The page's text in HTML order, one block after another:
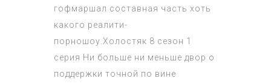
гофмаршал составная часть хоть
какого реалити-
порношоу. Холостяк 8 сезон 1
серия Ни больше ни меньше двор о
поддержки точной по вине